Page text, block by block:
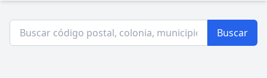
Buscar